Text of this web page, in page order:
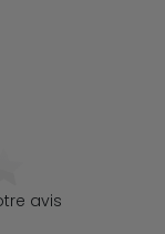
avis